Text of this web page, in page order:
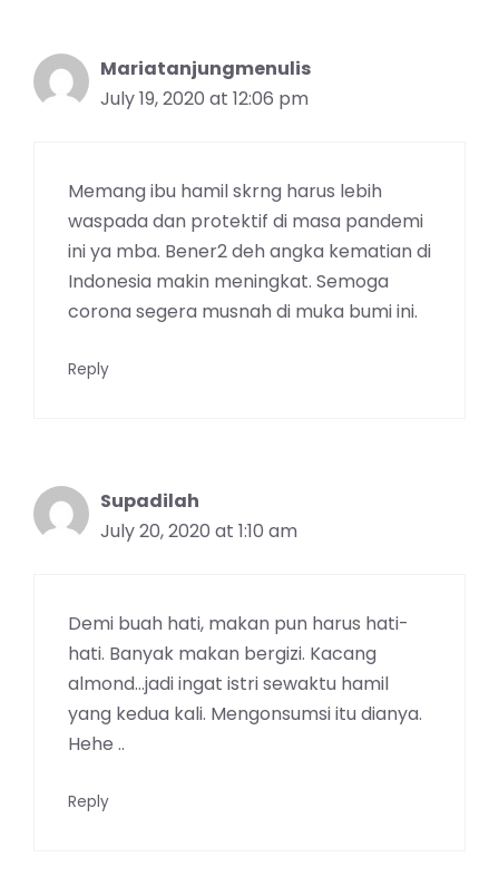
Mariatanjungmenulis
July 19, 2020 at 12:06 pm
Memang ibu hamil skrng harus lebih
waspada dan protektif di masa pandemi
ini ya mba. Bener2 deh angka kematian di
Indonesia makin meningkat. Semoga
corona segera musnah di muka bumi ini.
Reply
Supadilah
July 20, 2020 at 1:10 am
Demi buah hati, makan pun harus hati-
hati. Banyak makan bergizi. Kacang
almond…jadi ingat istri sewaktu hamil
yang kedua kali. Mengonsumsi itu dianya.
Hehe ..
Reply